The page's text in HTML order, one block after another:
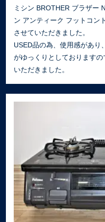
ミシン BROTHER ブラザー
ン アンティーク フットコン
させていただきました。
USED品の為、使用感があり
がゆっくりとしております
いただきました。